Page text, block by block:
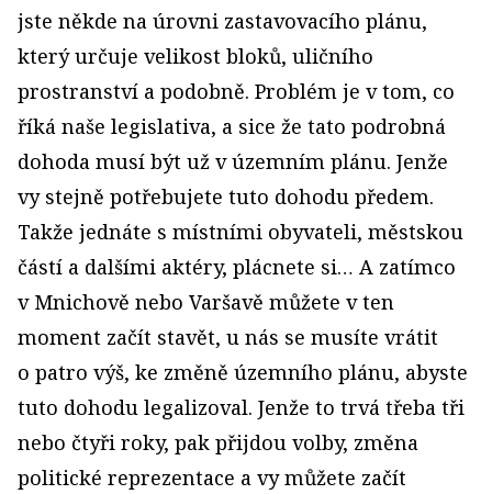
jste někde na úrovni zastavovacího plánu,
který určuje velikost bloků, uličního
prostranství a podobně. Problém je v tom, co
říká naše legislativa, a sice že tato podrobná
dohoda musí být už v územním plánu. Jenže
vy stejně potřebujete tuto dohodu předem.
Takže jednáte s místními obyvateli, městskou
částí a dalšími aktéry, plácnete si… A zatímco
v Mnichově nebo Varšavě můžete v ten
moment začít stavět, u nás se musíte vrátit
o patro výš, ke změně územního plánu, abyste
tuto dohodu legalizoval. Jenže to trvá třeba tři
nebo čtyři roky, pak přijdou volby, změna
politické reprezentace a vy můžete začít